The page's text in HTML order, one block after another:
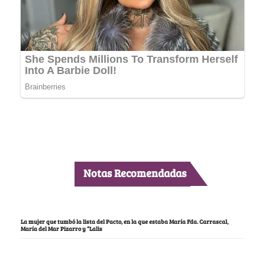
Notas Recomendadas
La mujer que tumbó la lista del Pacto, en la que estaba María Fda. Carrascal,
María del Mar Pizarro y “Lalis